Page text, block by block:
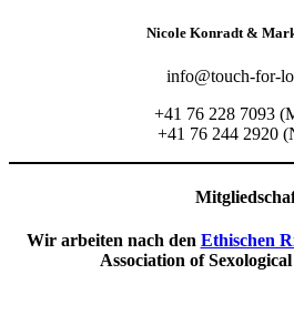
Nicole Konradt &
info@touch-for-
+41 76 228 7093
+41 76 244 2920
Wir arbeiten nach den Ethischen
Association of